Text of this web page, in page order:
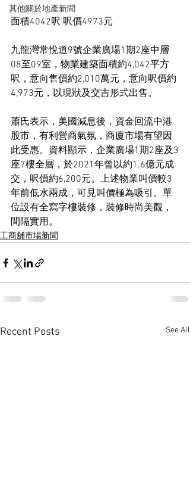
其他關於地產新聞
面積4042呎 呎價4973元
九龍灣常悅道9號企業廣場1期2座中層
08至09室，物業建築面積約4,042平方
呎，意向售價約2,010萬元，意向呎價約
4,973元，以現狀及交吉形式出售。
蕭氏表示，美國減息後，資金回流中港
股市，有利營商氣氛，商廈市場有望因
此受惠。資料顯示，企業廣場1期2座及3
座7樓全層，於2021年曾以約1.6億元成
交，呎價約6,200元。上述物業叫價較3
年前低水兩成，可見叫價極為吸引。單
位設有全寫字樓裝修，裝修時尚美觀，
間隔實用。
工商舖市場新聞
Recent Posts See All